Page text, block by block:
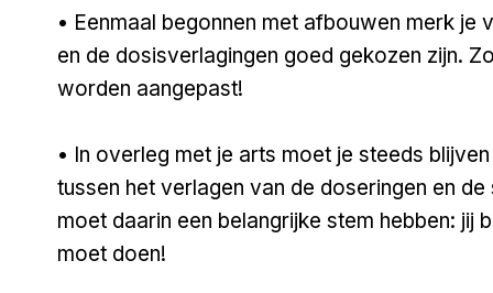
• Eenmaal begonnen met afbouwen merk
en de dosisverlagingen goed gekozen zijn.
worden aangepast!
• In overleg met je arts moet je steeds
tussen het verlagen van de doseringen en
moet daarin een belangrijke stem hebben: jij
moet doen!